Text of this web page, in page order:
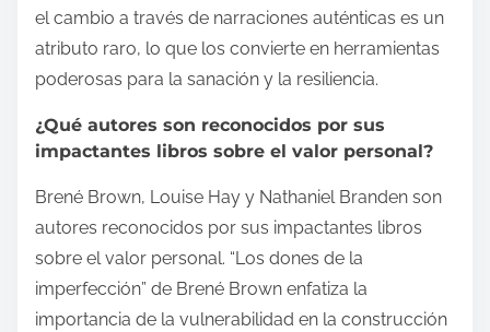
el cambio a través de narraciones auténticas es un
atributo raro, lo que los convierte en herramientas
poderosas para la sanación y la resiliencia.
¿Qué autores son reconocidos por sus
impactantes libros sobre el valor personal?
Brené Brown, Louise Hay y Nathaniel Branden son
autores reconocidos por sus impactantes libros
sobre el valor personal. “Los dones de la
imperfección” de Brené Brown enfatiza la
importancia de la vulnerabilidad en la construcción